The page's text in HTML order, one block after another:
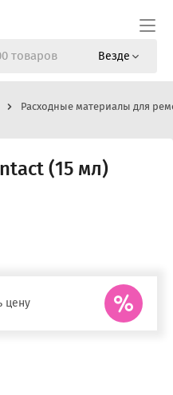
Везде
Расходные материалы для
(15 мл)
цену